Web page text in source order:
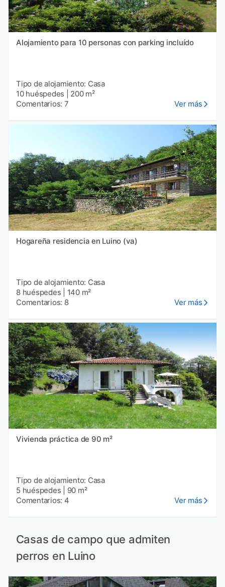
Alojamiento para 10 personas con parking incluído
Tipo de alojamiento: Casa
10 huéspedes
200 m²
Comentarios: 7
Ver más
Hogareña residencia en Luino (va)
Tipo de alojamiento: Casa
8 huéspedes
140 m²
Comentarios: 8
Ver más
Vivienda práctica de 90 m²
Tipo de alojamiento: Casa
5 huéspedes
90 m²
Comentarios: 4
Ver más
Casas de campo que admiten
perros en Luino